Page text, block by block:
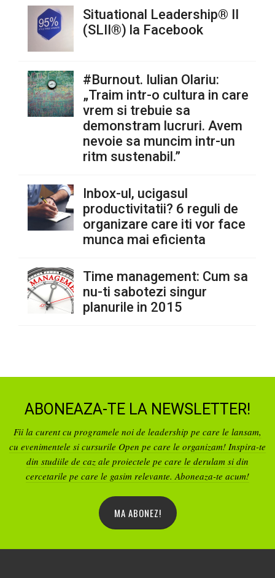
Situational Leadership® II
(SLII®) la Facebook
#Burnout. Iulian Olariu:
„Traim intr-o cultura in care
vrem si trebuie sa
demonstram lucruri. Avem
nevoie sa muncim intr-un
ritm sustenabil.”
Inbox-ul, ucigasul
productivitatii? 6 reguli de
organizare care iti vor face
munca mai eficienta
Time management: Cum sa
nu-ti sabotezi singur
planurile in 2015
ABONEAZA-TE LA NEWSLETTER!
Fii la curent cu programele noi de leadership pe care le lansam,
cu evenimentele si cursurile Open pe care le organizam! Inspira-te
din studiile de caz ale proiectele pe care le derulam si din
cercetarile pe care le gasim relevante. Aboneaza-te acum!
MA ABONEZ!